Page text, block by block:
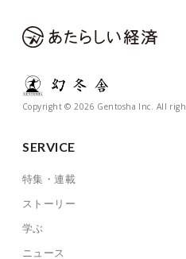
Copyright © 2026 Gentosha Inc. All
SERVICE
特集・連載
ストーリー
学ぶ
ニュース